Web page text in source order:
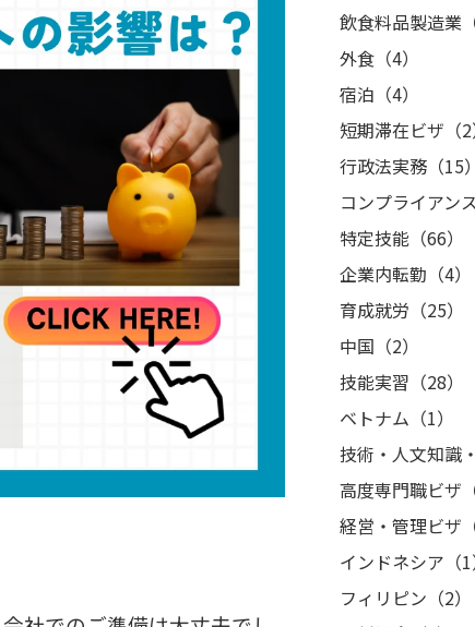
飲食料品製造業（
外食（4）
宿泊（4）
短期滞在ビザ（2
行政法実務（15）
コンプライアン
特定技能（66）
企業内転勤（4）
育成就労（25）
中国（2）
技能実習（28）
ベトナム（1）
技術・人文知識
高度専門職ビザ
経営・管理ビザ
インドネシア（1
フィリピン（2）